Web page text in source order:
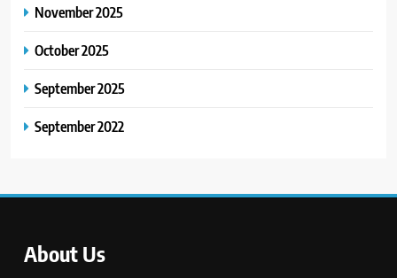
November 2025
October 2025
September 2025
September 2022
About Us